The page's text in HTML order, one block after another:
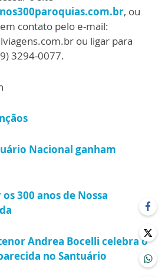
, ou
contato pelo e-mail:
ou ligar para
3294-0077.
Nacional ganham
300 anos de Nossa
Andrea Bocelli celebra o
no Santuário